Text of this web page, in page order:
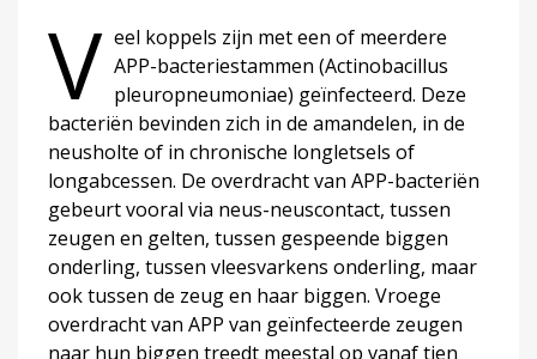
V eel koppels zijn met een of meerdere
APP-bacteriestammen (Actinobacillus
pleuropneumoniae) geïnfecteerd. Deze
bacteriën bevinden zich in de amandelen, in de
neusholte of in chronische longletsels of
longabcessen. De overdracht van APP-bacteriën
gebeurt vooral via neus-neuscontact, tussen
zeugen en gelten, tussen gespeende biggen
onderling, tussen vleesvarkens onderling, maar
ook tussen de zeug en haar biggen. Vroege
overdracht van APP van geïnfecteerde zeugen
naar hun biggen treedt meestal op vanaf tien